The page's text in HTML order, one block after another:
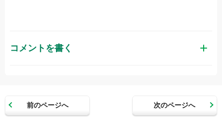
コメントを書く
前のページへ 次のページへ